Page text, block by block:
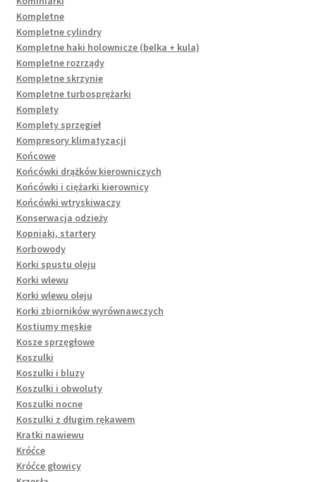
Kompletne
Kompletne cylindry
Kompletne haki holownicze (belka + kula)
Kompletne rozrządy
Kompletne skrzynie
Kompletne turbosprężarki
Komplety
Komplety sprzęgieł
Kompresory klimatyzacji
Końcowe
Końcówki drążków kierowniczych
Końcówki i ciężarki kierownicy
Końcówki wtryskiwaczy
Konserwacja odzieży
Kopniaki, startery
Korbowody
Korki spustu oleju
Korki wlewu
Korki wlewu oleju
Korki zbiorników wyrównawczych
Kostiumy męskie
Kosze sprzęgłowe
Koszulki
Koszulki i bluzy
Koszulki i obwoluty
Koszulki nocne
Koszulki z długim rękawem
Kratki nawiewu
Króćce
Króćce głowicy